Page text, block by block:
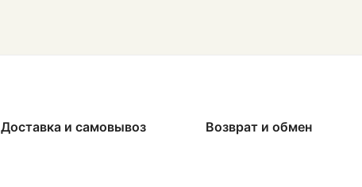
Доставка и самовывоз Возврат и обмен